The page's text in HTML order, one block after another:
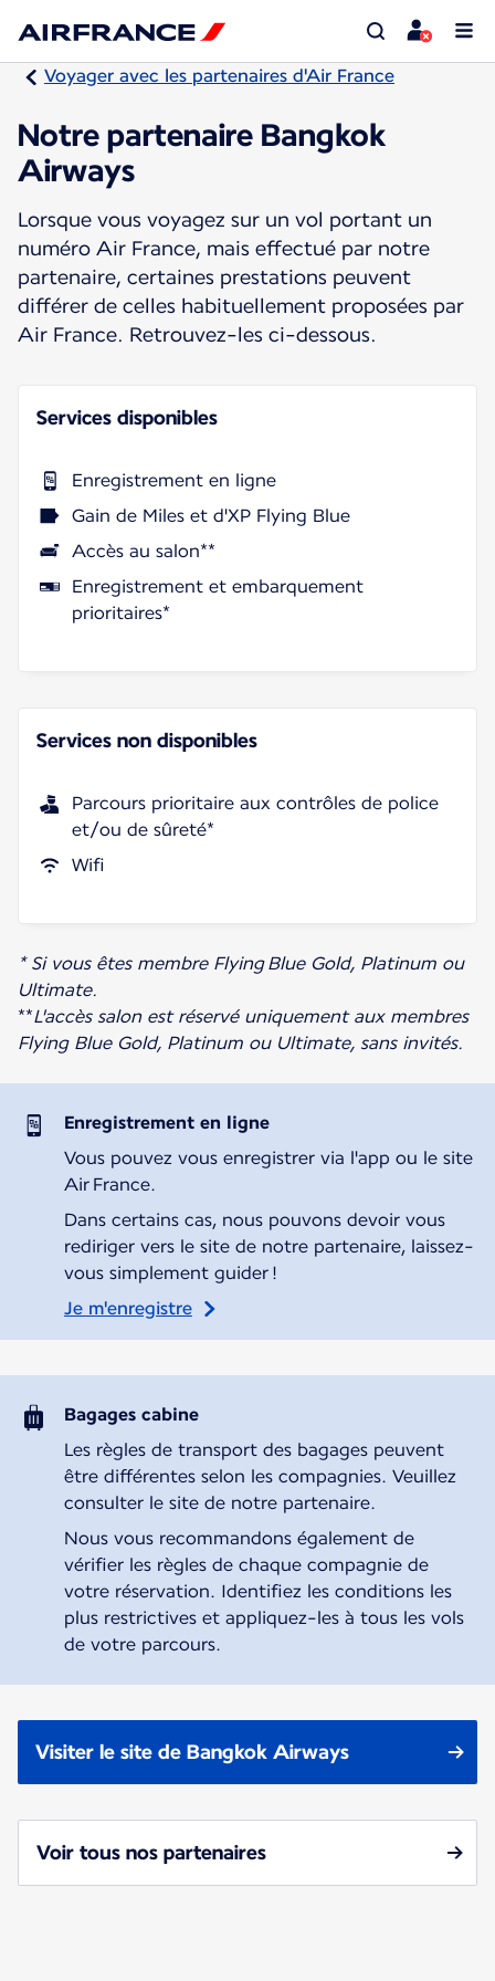
Voyager avec les partenaires d'Air France
Notre partenaire Bangkok
Airways
Lorsque vous voyagez sur un vol portant un
numéro Air France, mais effectué par notre
partenaire, certaines prestations peuvent
différer de celles habituellement proposées par
Air France. Retrouvez-les ci-dessous.
Services disponibles
Enregistrement en ligne
Gain de Miles et d'XP Flying Blue
Accès au salon**
Enregistrement et embarquement
prioritaires*
Services non disponibles
Parcours prioritaire aux contrôles de police
et/ou de sûreté*
Wifi
* Si vous êtes membre Flying Blue Gold, Platinum ou
Ultimate.
**L'accès salon est réservé uniquement aux membres
Flying Blue Gold, Platinum ou Ultimate, sans invités.
Enregistrement en ligne
Vous pouvez vous enregistrer via l'app ou le site
Air France.
Dans certains cas, nous pouvons devoir vous
rediriger vers le site de notre partenaire, laissez-
vous simplement guider !
Je m'enregistre
Bagages cabine
Les règles de transport des bagages peuvent
être différentes selon les compagnies. Veuillez
consulter le site de notre partenaire.
Nous vous recommandons également de
vérifier les règles de chaque compagnie de
votre réservation. Identifiez les conditions les
plus restrictives et appliquez-les à tous les vols
de votre parcours.
Visiter le site de Bangkok Airways
Voir tous nos partenaires